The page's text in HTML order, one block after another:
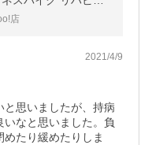
店
2021/4/9
思いましたが、持病
なと思いました。負
たり緩めたりしま